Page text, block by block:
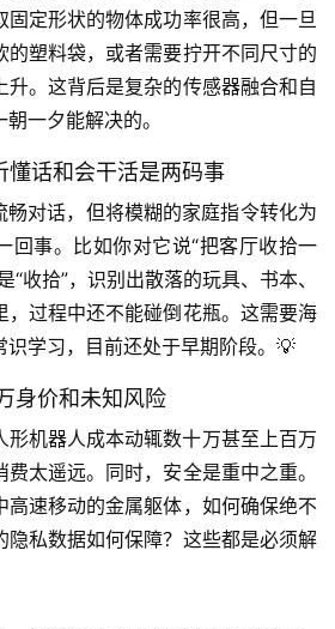
固定形状的物体成功率很高，但一旦
的塑料袋，或者需要拧开不同尺寸的
升。这背后是复杂的传感器融合和自
一夕能解决的。
懂话和会干活是两码事
畅对话，但将模糊的家庭指令转化为
回事。比如你对它说“把客厅收拾一
“收拾”，识别出散落的玩具、书本、
，过程中还不能碰倒花瓶。这需要海
识学习，目前还处于早期阶段。💡
身价和未知风险
形机器人成本动辄数十万甚至上百万
太遥远。同时，安全是重中之重。
高速移动的金属躯体，如何确保绝不
隐私数据如何保障？这些都是必须解